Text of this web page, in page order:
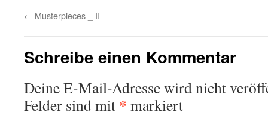
← Musterpieces _ II
Schreibe einen Kommentar
Deine E-Mail-Adresse wird nicht
Felder sind mit * markiert